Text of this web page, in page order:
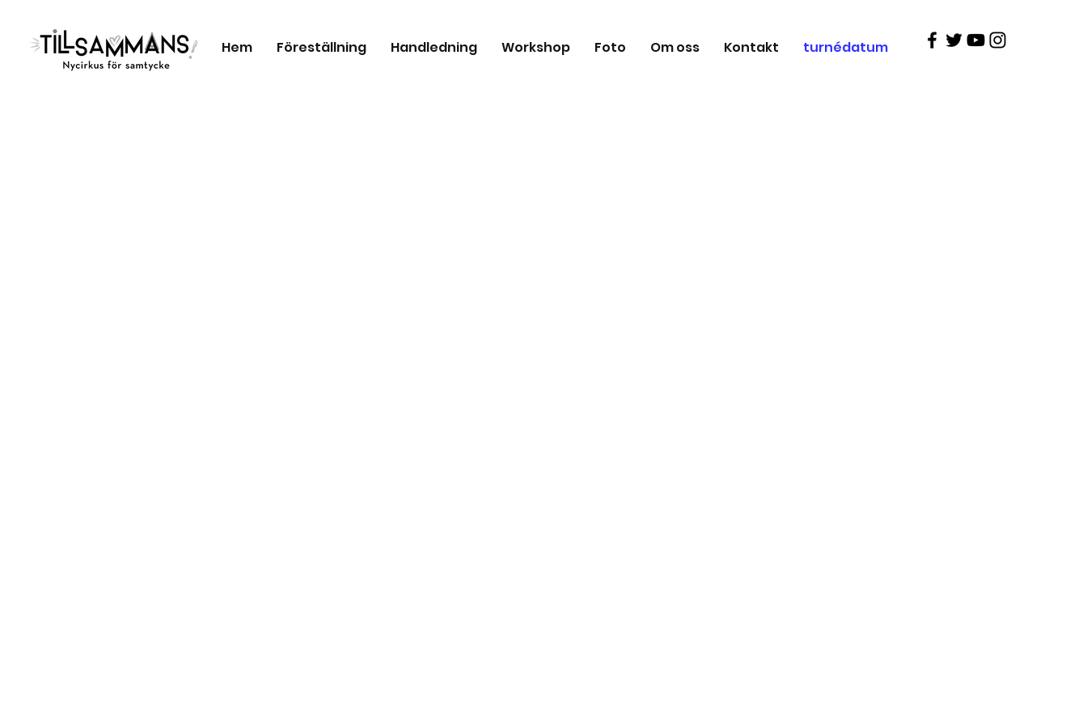
Hem Föreställning Handledning Workshop Foto Om oss Kontakt turnédatum